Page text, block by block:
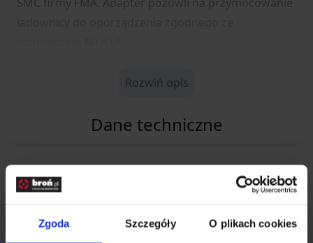
Zgoda Szczegóły O plikach cookies
Rozwiń opis
Dane techniczne
Kod SKU
GF.FMA-19-022663
Producent
FMA